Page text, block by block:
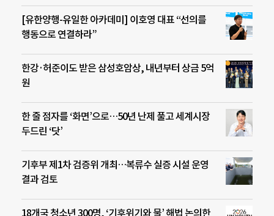
[유한양행-유일한 아카데미] 이호영 대표 “선의를
행동으로 연결하라”
한강·허준이도 받은 삼성호암상, 내년부터 상금 5억
원
한 줄 점자를 ‘화면’으로…50년 난제 풀고 세계시장
두드린 ‘닷’
기후부 제1차 검증위 개최…복류수 실증 시설 운영
결과 검토
18개국 청소년 300명, ‘기후위기와 물’ 해법 논의한